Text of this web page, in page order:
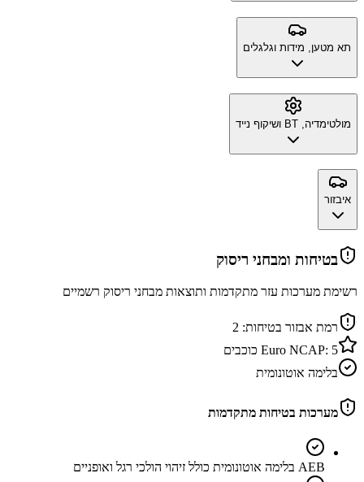
תא מטען, מידות וגלגלים
מולטימדיה, BT ושיקוף נייד
איבזור
בטיחות ומבחני ריסוק
רשימת מערכות עזר מתקדמות ותוצאות מבחני ריסוק רשמיים
רמת אבזור בטיחות: 2
Euro NCAP: 5
כוכבים
בלימה אוטונומית
מערכות בטיחות מתקדמות
AEB בלימה אוטונומית כולל זיהוי הולכי רגל ואופניים